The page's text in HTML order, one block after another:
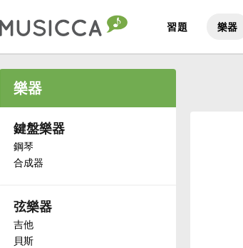
習題 樂器
Dansk
Deutsch
樂器
鍵盤樂器
鋼琴
合成器
弦樂器
吉他
貝斯